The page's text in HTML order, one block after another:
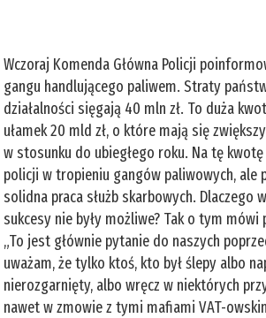
Wczoraj Komenda Główna Policji
gangu handlującego paliwem. Straty
działalności sięgają 40 mln zł. To duża
ułamek 20 mld zł, o które mają się
w stosunku do ubiegłego roku. Na tę
policji w tropieniu gangów paliwowych, ale
solidna praca służb skarbowych. Dlaczego
sukcesy nie były możliwe? Tak o tym mówi
„To jest głównie pytanie do naszych
uważam, że tylko ktoś, kto był ślepy albo
nierozgarnięty, albo wręcz w niektórych
nawet w zmowie z tymi mafiami VAT-